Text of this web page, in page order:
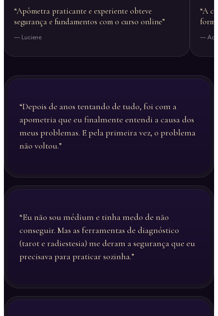
“Apômetra praticante e experiente obteve
segurança e fundamentos com o curso online”
— Luciene
“A
—
“Depois de anos tentando de tudo, foi com a
apometria que eu finalmente entendi a causa dos
meus problemas. E pela primeira vez, o problema
não voltou.”
“Eu não sou médium e tinha medo de não
conseguir. Mas as ferramentas de diagnóstico
(tarot e radiestesia) me deram a segurança que eu
precisava para praticar sozinha.”